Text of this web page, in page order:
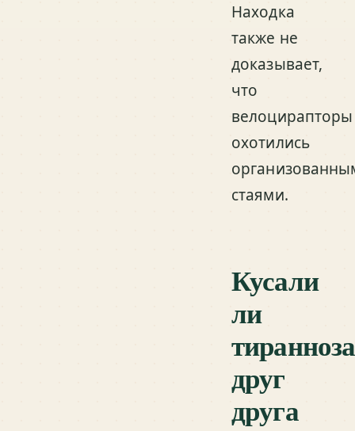
Находка
также не
доказывает,
что
велоцирапторы
охотились
стаями.
Кусали
ли
друг
друга